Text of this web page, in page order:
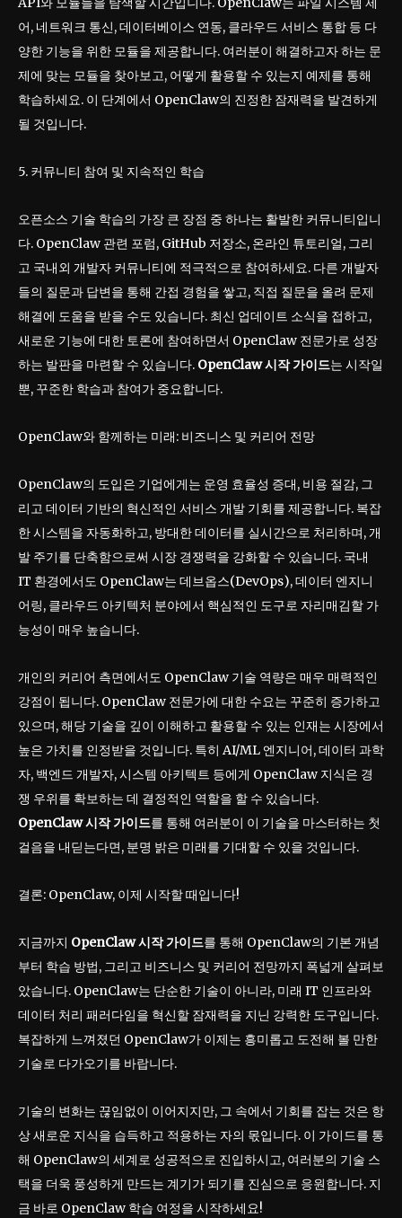
어, 네트워크 통신, 데이터베이스 연동, 클라우드 서비스 통합 등 다
양한 기능을 위한 모듈을 제공합니다. 여러분이 해결하고자 하는 문
제에 맞는 모듈을 찾아보고, 어떻게 활용할 수 있는지 예제를 통해
학습하세요. 이 단계에서 OpenClaw의 진정한 잠재력을 발견하게
될 것입니다.
5. 커뮤니티 참여 및 지속적인 학습
오픈소스 기술 학습의 가장 큰 장점 중 하나는 활발한 커뮤니티입니
다. OpenClaw 관련 포럼, GitHub 저장소, 온라인 튜토리얼, 그리
고 국내외 개발자 커뮤니티에 적극적으로 참여하세요. 다른 개발자
들의 질문과 답변을 통해 간접 경험을 쌓고, 직접 질문을 올려 문제
해결에 도움을 받을 수도 있습니다. 최신 업데이트 소식을 접하고,
새로운 기능에 대한 토론에 참여하면서 OpenClaw 전문가로 성장
하는 발판을 마련할 수 있습니다. OpenClaw 시작 가이드는 시작일
뿐, 꾸준한 학습과 참여가 중요합니다.
OpenClaw와 함께하는 미래: 비즈니스 및 커리어 전망
OpenClaw의 도입은 기업에게는 운영 효율성 증대, 비용 절감, 그
리고 데이터 기반의 혁신적인 서비스 개발 기회를 제공합니다. 복잡
한 시스템을 자동화하고, 방대한 데이터를 실시간으로 처리하며, 개
발 주기를 단축함으로써 시장 경쟁력을 강화할 수 있습니다. 국내
IT 환경에서도 OpenClaw는 데브옵스(DevOps), 데이터 엔지니
어링, 클라우드 아키텍처 분야에서 핵심적인 도구로 자리매김할 가
능성이 매우 높습니다.
개인의 커리어 측면에서도 OpenClaw 기술 역량은 매우 매력적인
강점이 됩니다. OpenClaw 전문가에 대한 수요는 꾸준히 증가하고
있으며, 해당 기술을 깊이 이해하고 활용할 수 있는 인재는 시장에서
높은 가치를 인정받을 것입니다. 특히 AI/ML 엔지니어, 데이터 과학
자, 백엔드 개발자, 시스템 아키텍트 등에게 OpenClaw 지식은 경
쟁 우위를 확보하는 데 결정적인 역할을 할 수 있습니다.
OpenClaw 시작 가이드를 통해 여러분이 이 기술을 마스터하는 첫
걸음을 내딛는다면, 분명 밝은 미래를 기대할 수 있을 것입니다.
결론: OpenClaw, 이제 시작할 때입니다!
지금까지 OpenClaw 시작 가이드를 통해 OpenClaw의 기본 개념
부터 학습 방법, 그리고 비즈니스 및 커리어 전망까지 폭넓게 살펴보
았습니다. OpenClaw는 단순한 기술이 아니라, 미래 IT 인프라와
데이터 처리 패러다임을 혁신할 잠재력을 지닌 강력한 도구입니다.
복잡하게 느껴졌던 OpenClaw가 이제는 흥미롭고 도전해 볼 만한
기술로 다가오기를 바랍니다.
기술의 변화는 끊임없이 이어지지만, 그 속에서 기회를 잡는 것은 항
상 새로운 지식을 습득하고 적용하는 자의 몫입니다. 이 가이드를 통
해 OpenClaw의 세계로 성공적으로 진입하시고, 여러분의 기술 스
택을 더욱 풍성하게 만드는 계기가 되기를 진심으로 응원합니다. 지
금 바로 OpenClaw 학습 여정을 시작하세요!